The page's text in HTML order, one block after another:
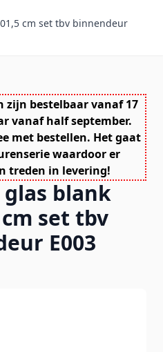
cm set tbv binnendeur
zijn bestelbaar vanaf 17
vanaf half september.
met bestellen. Het gaat
waardoor er
treden in levering!
blank
set tbv
E003